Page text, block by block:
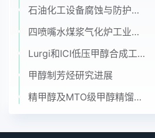
于纤维表面的,在乳化油剂纤维
泥等细小或软高压水对纤网喷
影响纤网缠体悬浮物不能完全
采用更加结强度和一些卫生产
是水中有效的过滤系统。目前
方法相结合的气浮和砂滤装置
从纤维中脱离的微原纤41气浮
水针和真空抽吸系统带入循环
石油化工设备腐蚀与防护参考书十本免费下载，绝版珍藏
四喷嘴水煤浆气化炉工业应用情况简介
Lurgi和ICI低压甲醇合成工艺比较
甲醇制芳烃研究进展
精甲醇及MTO级甲醇精馏工艺技术进展